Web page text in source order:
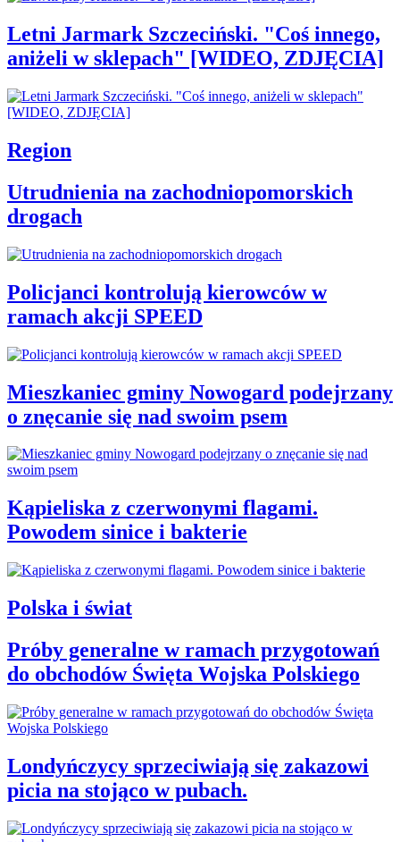
Letni Jarmark Szczeciński. "Coś innego,
aniżeli w sklepach" [WIDEO, ZDJĘCIA]
Region
Utrudnienia na zachodniopomorskich
drogach
Policjanci kontrolują kierowców w
ramach akcji SPEED
Mieszkaniec gminy Nowogard podejrzany
o znęcanie się nad swoim psem
Kąpieliska z czerwonymi flagami.
Powodem sinice i bakterie
Polska i świat
Próby generalne w ramach przygotowań
do obchodów Święta Wojska Polskiego
Londyńczycy sprzeciwiają się zakazowi
picia na stojąco w pubach.